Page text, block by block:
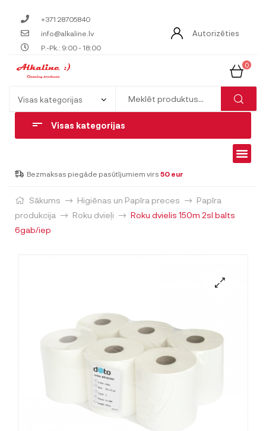
+371 28705840
info@alkaline.lv
P.-Pk.: 9:00 - 18:00
Autorizēties
0
Visas kategorijas
Bezmaksas piegāde pasūtījumiem virs 50 eur
Sākums Higiēnas un Papīra preces
Papīra
produkcija
Roku dvieļi
Roku dvielis 150m 2sl balts
6gab/iep